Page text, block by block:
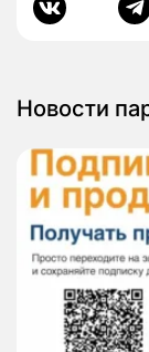
Новости